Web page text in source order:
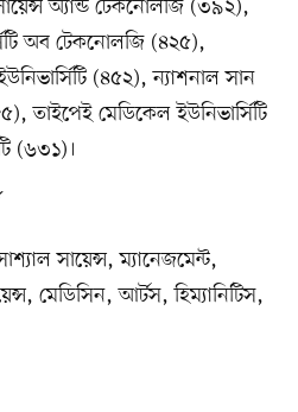
অ্যান্ড টেকনোলজি (৩৯২),
অব টেকনোলজি (৪২৫),
(৪৫২), ন্যাশনাল সান
তাইপেই মেডিকেল ইউনিভার্সিটি
(৬৩১)।
সায়েন্স, ম্যানেজমেন্ট,
মেডিসিন, আর্টস, হিম্যানিটিস,